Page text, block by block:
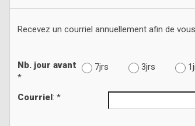
Recevez un courriel annuellement afin de
Nb. jour avant
*
7jrs 3jrs
Courriel: *